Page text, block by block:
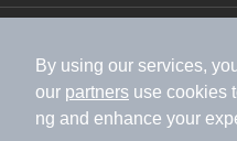
By using our services,
our partners use cookies
ng and enhance your
加盟店募集（資料請
利用規約
ライフス
特定商取引法に基づ